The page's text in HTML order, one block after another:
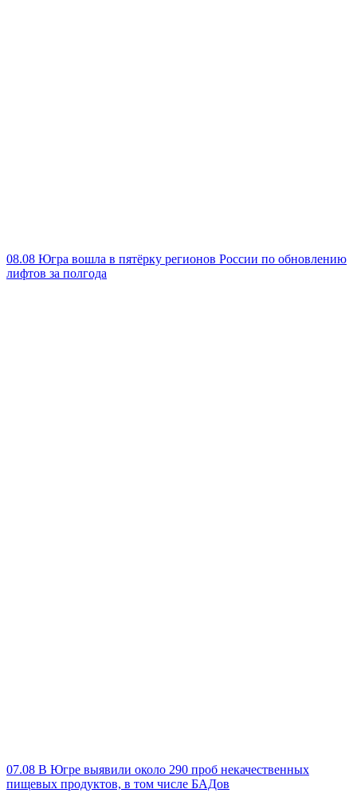
08.08 Югра вошла в пятёрку регионов России по обновлению
лифтов за полгода
07.08 В Югре выявили около 290 проб некачественных
пищевых продуктов, в том числе БАДов